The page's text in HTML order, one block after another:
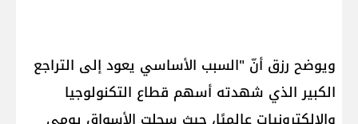
ويوضح رزق أنّ "السبب الأساسي يعود إلى التراجع
الكبير الذي شهدته أسهم قطاع التكنولوجيا